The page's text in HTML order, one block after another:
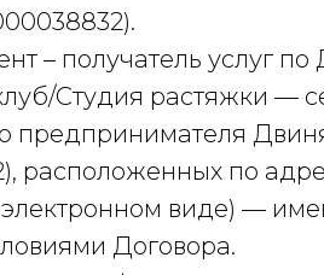
– получатель услуг по
Студия растяжки —
предпринимателя
расположенных по
виде) —
Договора.